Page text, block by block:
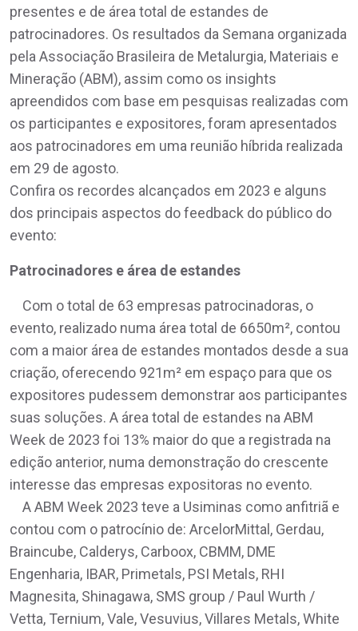
presentes e de área total de estandes de
patrocinadores. Os resultados da Semana organizada
pela Associação Brasileira de Metalurgia, Materiais e
Mineração (ABM), assim como os insights
apreendidos com base em pesquisas realizadas com
os participantes e expositores, foram apresentados
aos patrocinadores em uma reunião híbrida realizada
em 29 de agosto.
Confira os recordes alcançados em 2023 e alguns
dos principais aspectos do feedback do público do
evento:
Patrocinadores e área de estandes
Com o total de 63 empresas patrocinadoras, o
evento, realizado numa área total de 6650m², contou
com a maior área de estandes montados desde a sua
criação, oferecendo 921m² em espaço para que os
expositores pudessem demonstrar aos participantes
suas soluções. A área total de estandes na ABM
Week de 2023 foi 13% maior do que a registrada na
edição anterior, numa demonstração do crescente
interesse das empresas expositoras no evento.
A ABM Week 2023 teve a Usiminas como anfitriã e
contou com o patrocínio de: ArcelorMittal, Gerdau,
Braincube, Calderys, Carboox, CBMM, DME
Engenharia, IBAR, Primetals, PSI Metals, RHI
Magnesita, Shinagawa, SMS group / Paul Wurth /
Vetta, Ternium, Vale, Vesuvius, Villares Metals, White